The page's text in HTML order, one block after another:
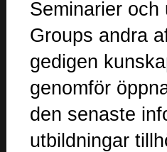
Seminarier och
Groups andra
gedigen
genomför
den senaste
utbildningar